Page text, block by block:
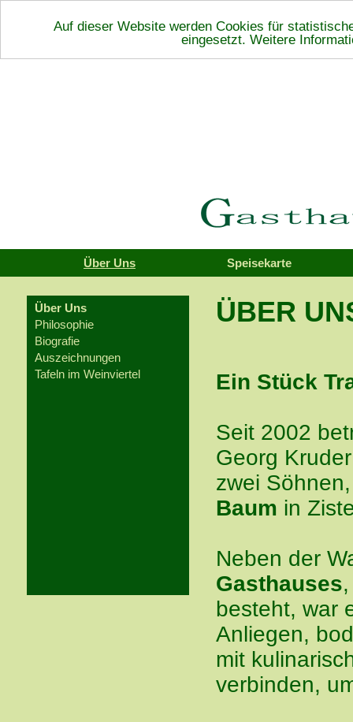
Auf dieser Website werden Cookies für
eingesetzt. Weitere
Über Uns Speisekarte
Über Uns
Philosophie
Biografie
Auszeichnungen
Tafeln im Weinviertel
ÜBER
Ein Stück
Seit 2002
Georg
zwei
Baum in
Neben der
Gasthauses
besteht, war
Anliegen,
mit
verbinden,